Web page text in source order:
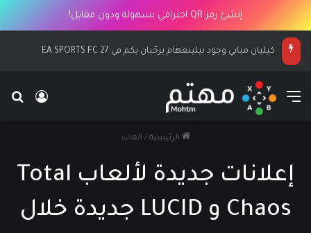
إنشئ رمز QR احترافي بسهولة ودون مقابل!
كيليان مبابي وجود بيلينغهام يرحّبان بكم في EA SPORTS FC 27
القائمة
الرئيسية / العاب
إعلانات جديدة لألعاب Total
Chaos و LUCID جديدة خلال